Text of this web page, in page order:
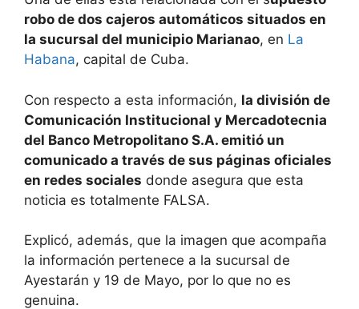
robo de dos cajeros automáticos situados en
la sucursal del municipio Marianao, en La
Habana, capital de Cuba.
Con respecto a esta información, la división de
Comunicación Institucional y Mercadotecnia
del Banco Metropolitano S.A. emitió un
comunicado a través de sus páginas oficiales
en redes sociales donde asegura que esta
noticia es totalmente FALSA.
Explicó, además, que la imagen que acompaña
la información pertenece a la sucursal de
Ayestarán y 19 de Mayo, por lo que no es
genuina.